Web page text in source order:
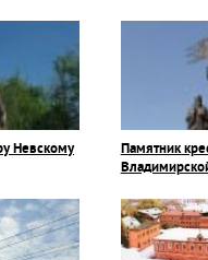
Невскому
Памятник